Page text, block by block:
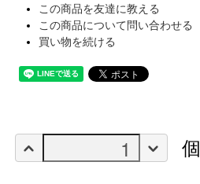
この商品を友達に教える
この商品について問い合わせる
買い物を続ける
個